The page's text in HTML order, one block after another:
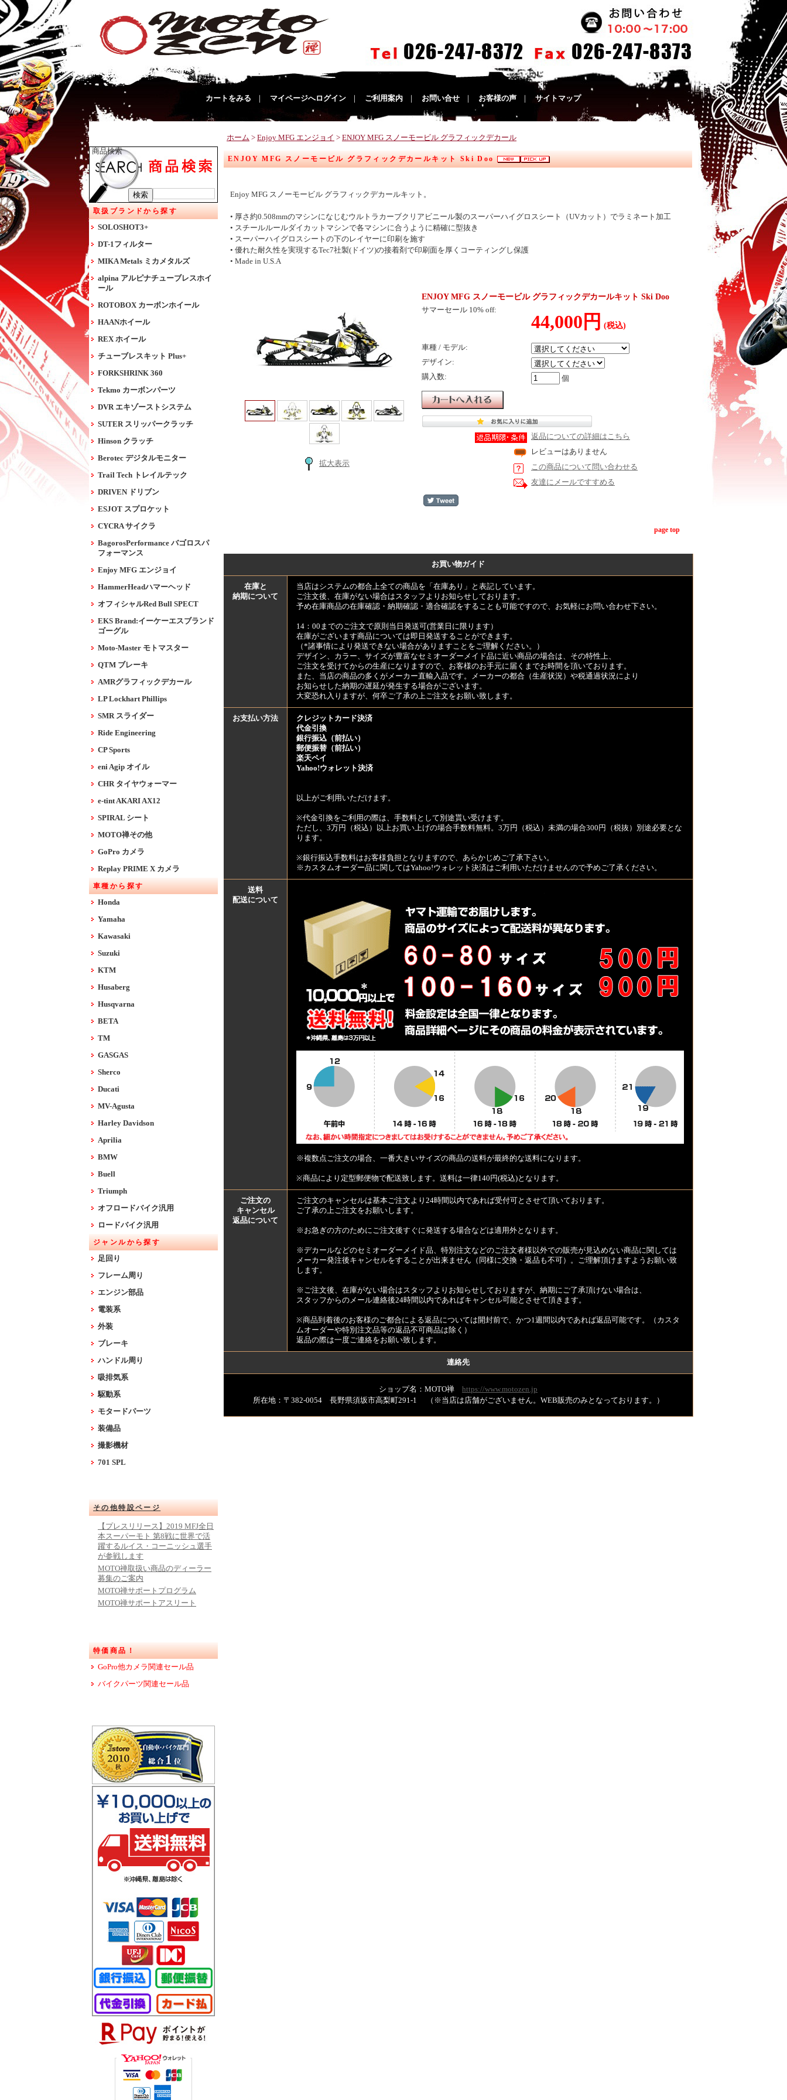
カートをみる マイページへログイン ご利用案内 お問い合せ お客様の声 サイトマップ
商品検索
取扱ブランドから探す
SOLOSHOT3+
DT-1フィルター
MIKA Metals ミカメタルズ
alpina アルピナチューブレスホイ
ール
ROTOBOX カーボンホイール
HAANホイール
REX ホイール
チューブレスキット Plus+
FORKSHRINK 360
Tekmo カーボンパーツ
DVR エキゾーストシステム
SUTER スリッパークラッチ
Hinson クラッチ
Berotec デジタルモニター
Trail Tech トレイルテック
DRIVEN ドリブン
ESJOT スプロケット
CYCRA サイクラ
BagorosPerformance バゴロスパ
フォーマンス
Enjoy MFG エンジョイ
HammerHeadハマーヘッド
オフィシャルRed Bull SPECT
EKS Brand:イーケーエスブランド
ゴーグル
Moto-Master モトマスター
QTM ブレーキ
AMRグラフィックデカール
LP Lockhart Phillips
SMR スライダー
Ride Engineering
CP Sports
eni Agip オイル
CHR タイヤウォーマー
e-tint AKARI AX12
SPIRAL シート
MOTO禅その他
GoPro カメラ
Replay PRIME X カメラ
車種から探す
Honda
Yamaha
Kawasaki
Suzuki
KTM
Husaberg
Husqvarna
BETA
TM
GASGAS
Sherco
Ducati
MV-Agusta
Harley Davidson
Aprilia
BMW
Buell
Triumph
オフロードバイク汎用
ロードバイク汎用
ジャンルから探す
足回り
フレーム周り
エンジン部品
電装系
外装
ブレーキ
ハンドル周り
吸排気系
駆動系
モタードパーツ
装備品
撮影機材
701 SPL
その他特設ページ
【プレスリリース】2019 MFJ全日
本スーパーモト 第8戦に世界で活
躍するルイス・コーニッシュ選手
が参戦します
MOTO禅取扱い商品のディーラー
募集のご案内
MOTO禅サポートプログラム
MOTO禅サポートアスリート
特価商品！
GoPro他カメラ関連セール品
バイクパーツ関連セール品
ホーム > Enjoy MFG エンジョイ > ENJOY MFG スノーモービル グラフィックデカール
ENJOY MFG スノーモービル グラフィックデカールキット Ski Doo
Enjoy MFG スノーモービル グラフィックデカールキット。
• 厚さ約0.508mmのマシンになじむウルトラカーブクリアビニール製のスーパーハイグロスシート（UVカット）でラミネート加工
• スチールルールダイカットマシンで各マシンに合うように精確に型抜き
• スーパーハイグロスシートの下のレイヤーに印刷を施す
• 優れた耐久性を実現するTec7社製(ドイツ)の接着剤で印刷面を厚くコーティングし保護
• Made in U.S.A
拡大表示
ENJOY MFG スノーモービル グラフィックデカールキット Ski Doo
サマーセール 10% off:
44,000円 (税込)
車種 / モデル:
デザイン:
購入数:
個
返品についての詳細はこちら
レビューはありません
この商品について問い合わせる
友達にメールですすめる
page top
お買い物ガイド
在庫と
納期について
当店はシステムの都合上全ての商品を「在庫あり」と表記しています。
ご注文後、在庫がない場合はスタッフよりお知らせしております。
予め在庫商品の在庫確認・納期確認・適合確認をすることも可能ですので、お気軽にお問い合わせ下さい。
14：00までのご注文で原則当日発送可(営業日に限ります）
在庫がございます商品については即日発送することができます。
（*諸事情により発送できない場合がありますことをご理解ください。）
デザイン、カラー、サイズが豊富なセミオーダーメイド品に近い商品の場合は、その特性上、
ご注文を受けてからの生産になりますので、お客様のお手元に届くまでお時間を頂いております。
また、当店の商品の多くがメーカー直輸入品です。メーカーの都合（生産状況）や税通過状況により
お知らせした納期の遅延が発生する場合がございます。
大変恐れ入りますが、何卒ご了承の上ご注文をお願い致します。
お支払い方法
クレジットカード決済
代金引換
銀行振込（前払い）
郵便振替（前払い）
楽天ペイ
Yahoo!ウォレット決済
以上がご利用いただけます。
※代金引換をご利用の際は、手数料として別途貰い受けます。
ただし、3万円（税込）以上お買い上げの場合手数料無料。3万円（税込）未満の場合300円（税抜）別途必要とな
ります。
※銀行振込手数料はお客様負担となりますので、あらかじめご了承下さい。
※カスタムオーダー品に関してはYahoo!ウォレット決済はご利用いただけませんので予めご了承ください。
送料
配送について
※複数点ご注文の場合、一番大きいサイズの商品の送料が最終的な送料になります。
※商品により定型郵便物で配送致します。送料は一律140円(税込)となります。
ご注文の
キャンセル
返品について
ご注文のキャンセルは基本ご注文より24時間以内であれば受付可とさせて頂いております。
ご了承の上ご注文をお願いします。
※お急ぎの方のためにご注文後すぐに発送する場合などは適用外となります。
※デカールなどのセミオーダーメイド品、特別注文などのご注文者様以外での販売が見込めない商品に関しては
メーカー発注後キャンセルをすることが出来ません（同様に交換・返品も不可）。ご理解頂けますようお願い致
します。
※ご注文後、在庫がない場合はスタッフよりお知らせしておりますが、納期にご了承頂けない場合は、
スタッフからのメール連絡後24時間以内であればキャンセル可能とさせて頂きます。
※商品到着後のお客様のご都合による返品については開封前で、かつ1週間以内であれば返品可能です。（カスタ
ムオーダーや特別注文品等の返品不可商品は除く）
返品の際は一度ご連絡をお願い致します。
連絡先
ショップ名：MOTO禅 https://www.motozen.jp
所在地：〒382-0054 長野県須坂市高梨町291-1 （※当店は店舗がございません。WEB販売のみとなっております。）